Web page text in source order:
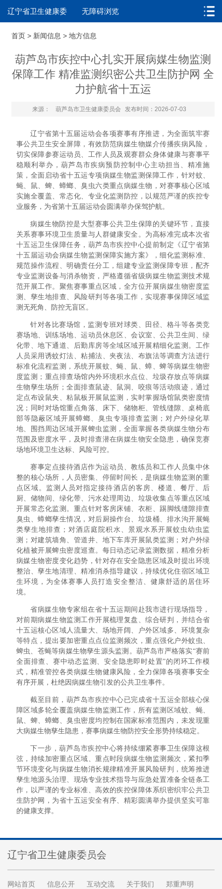
辽宁省卫生健康委 无障碍浏览
首页 > 新闻信息 > 地方信息
葫芦岛市疾控中心扎实开展病媒生物监测
保障工作 精准监测织密公共卫生防护网 全
力护航省十五运
来源： 葫芦岛市卫生健康委员会 发布时间：2026-07-03
辽宁省第十五届运动会各项赛事有序推进，为全面筑牢赛
事公共卫生安全屏障，有效防范病媒生物媒介传播疾病风险，
切实保障参赛运动员、工作人员及观赛群众身体健康与赛事平
稳顺利举办，葫芦岛市疾病预防控制中心主动担当、精准施
策，全面启动省十五运专项病媒生物监测保障工作，针对蚊、
蝇、鼠、蜱、蟑螂、臭虫六类重点病媒生物，对赛事核心区域
实施全覆盖、常态化、专业化监测防控，以规范严谨的疾控专
业服务，为省第十五届运动会圆满举办保驾护航。
病媒生物防控是大型赛事公共卫生保障的关键环节，直接
关系赛事环境卫生质量与人群健康安全。为高标准完成本次省
十五运卫生保障任务， 葫芦岛市疾控中心提前制定《辽宁省第
十五届运动会病媒生物监测保障实施方案》，细化监测标准、
规范操作流程、明确责任分工，组建专业监测保障专班，配齐
专业监测设备与消杀物资，严格遵循省级病媒生物监测技术规
范开展工作。聚焦赛事重点区域，全方位开展病媒生物密度监
测、孳生地排查、风险研判等各项工作，实现赛事保障区域监
测无死角、防控无盲区。
针对各比赛场馆，监测专班对球类、田径、格斗等各类竞
赛场地、训练场地、运动员休息区、会议室、公共卫生间、绿
化带、地下通道、后勤库房等全域区域开展精细化监测。工作
人员采用诱蚊灯法、粘捕法、夹夜法、布旗法等调查方法进行
标准化流程监测，系统开展蚊、蝇、鼠、蟑、蜱等病媒生物密
度监测；重点排查场馆内外环境积水点位、垃圾存放点等病媒
生物孳生场所；全面排查鼠迹、鼠洞、咬痕等活动痕迹，通过
定点布设鼠夹、粘鼠板开展鼠监测，实时掌握场馆鼠类密度情
况；同时对场馆重点角落、床下、储物柜、管线缝隙、桌椅底
部等隐蔽区域开展蟑螂、臭虫专项排查监测；对户外绿化草
地、围挡周边区域开展蜱虫监测，全面掌握各类病媒生物分布
范围及密度水平，及时排查潜在病媒生物安全隐患，确保竞赛
场地环境卫生达标、风险可控。
赛事定点接待酒店作为运动员、教练员和工作人员集中休
整的核心场所，人员密集、停留时间长，是病媒生物监测的重
点区域。监测人员对指定接待酒店的客房、楼道、餐厅、后
厨、储物间、绿化带、污水处理周边、垃圾收集点等重点区域
开展常态化监测。重点针对客房床铺、衣柜、踢脚线缝隙排查
臭虫、蟑螂孳生情况，对后厨操作台、垃圾桶、排水沟开展蝇
类孳生地排查；对酒店庭院积水、景观水系开展蚊虫幼虫监
测；对建筑墙角、管道井、地下车库开展鼠类监测；对户外绿
化植被开展蜱虫密度巡查。每日动态记录监测数据，精准分析
病媒生物密度变化趋势，针对存在安全隐患区域及时提出环境
整治、孳生地清理、精准消杀指导建议，持续优化住宿区域卫
生环境，为全体赛事人员打造安全整洁、健康舒适的居住环
境。
省病媒生物专家组在省十五运期间赴我市进行现场指导，
对前期病媒生物监测工作开展梳理复盘、综合研判，并结合省
十五运核心区域人流量大、场地开阔、户外区域多、环境复杂
等特点，提出要加密重点点位监测频次，重点强化户外蚊虫、
蜱虫、苍蝇等病媒生物孳生源头监测。 葫芦岛市严格落实“赛前
全面排查、赛中动态监测、安全隐患即时处置”的闭环工作模
式，精准管控各类病媒生物健康风险，全力保障各项赛事安全
有序开展，杜绝因病媒生物引发的公共卫生事件。
截至目前，葫芦岛市疾控中心已完成省十五运全部核心保
障区域多轮全覆盖病媒生物监测工作，所有监测区域蚊、蝇、
鼠、蜱、蟑螂、臭虫密度均控制在国家标准范围内，未发现重
大病媒生物孳生隐患，赛事病媒生物防控安全形势持续稳定。
下一步，葫芦岛市疾控中心将持续绷紧赛事卫生保障这根
弦，持续加密重点区域、重点时段病媒生物监测频次，紧扣季
节环境变化与病媒生物消长规律精准开展风险研判，统筹推进
孳生地源头治理、现场专业技术指导与应急处置准备全链条工
作，以严谨的专业标准、高效的疾控保障体系织密织牢公共卫
生防护网，为省十五运安全有序、精彩圆满举办提供坚实可靠
的健康支撑。
辽宁省卫生健康委员会
网站首页 信息公开 互动交流 关于我们
郑重声明